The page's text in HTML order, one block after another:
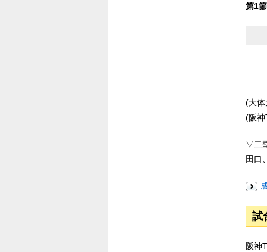
第1節
(大
(阪神
▽二
田口
試
阪神